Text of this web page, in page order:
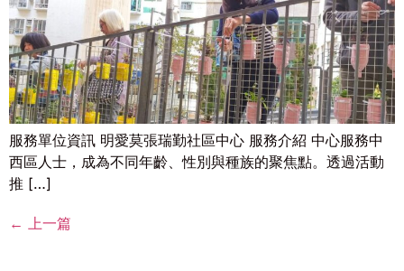
服務單位資訊 明愛莫張瑞勤社區中心 服務介紹 中心服務中
西區人士，成為不同年齡、性別與種族的聚焦點。透過活動
推 […]
← 上一篇